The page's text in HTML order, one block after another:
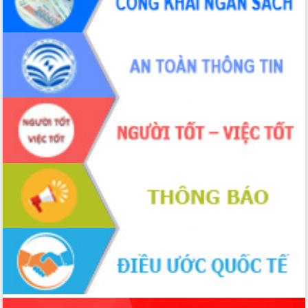
sầu riêng tại Đắk Lắk
Trình diễn nghệ thuật chế biến các
món ăn từ sầu riêng
Đắk Lắk công bố Quy hoạch và xúc
tiến đầu tư tỉnh
Ngành cá ngừ Đắk Lắk chủ động thích
ứng để giữ vững thị trường xuất khẩu
Diễn đàn Kinh tế tư nhân Việt Nam đột
phá cơ chế - Hợp tác công tư
Đề án 06 tạo bước ngoặt đột phá trong
cải cách hành chính tỉnh Đắk Lắk
Kết nối tour, đẩy mạnh chuyển đổi số
để phát triển du lịch Đắk Lắk
Khởi động Dự án Đầu tư xây dựng hạ
tầng kỹ thuật Cụm công nghiệp Tân
Gặp mặt các cơ quan báo chí nhân Kỷ
niệm 101 năm Ngày Báo chí Cách
mạng Việt Nam
Đắk Lắk sơ kết 4 năm triển khai thực